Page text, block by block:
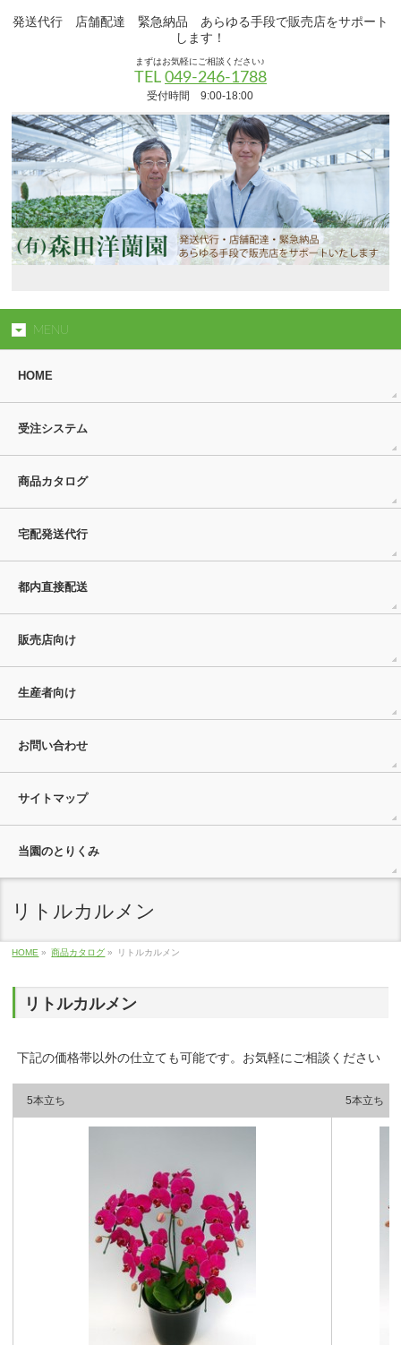
発送代行 店舗配達 緊急納品 あらゆる手段で販売店をサポート
します！
まずはお気軽にご相談ください♪
TEL 049-246-1788
受付時間 9:00-18:00
MENU
HOME
受注システム
商品カタログ
宅配発送代行
都内直接配送
販売店向け
生産者向け
お問い合わせ
サイトマップ
当園のとりくみ
リトルカルメン
HOME » 商品カタログ » リトルカルメン
リトルカルメン
下記の価格帯以外の仕立ても可能です。お気軽にご相談ください
5本立ち 5本立ち